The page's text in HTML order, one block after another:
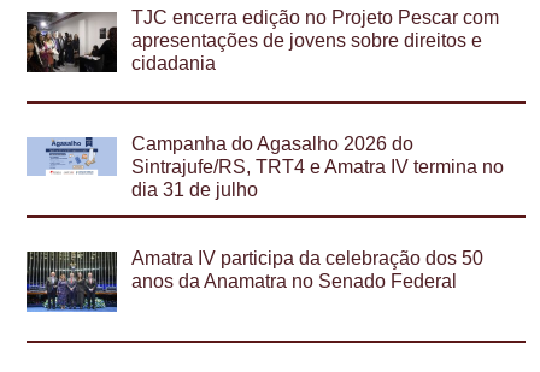
TJC encerra edição no Projeto Pescar com
apresentações de jovens sobre direitos e
cidadania
Campanha do Agasalho 2026 do
Sintrajufe/RS, TRT4 e Amatra IV termina no
dia 31 de julho
Amatra IV participa da celebração dos 50
anos da Anamatra no Senado Federal